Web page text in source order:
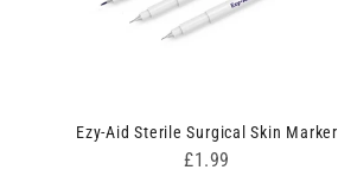
Ezy-Aid Sterile Surgical Skin Marker
Price
£1.99